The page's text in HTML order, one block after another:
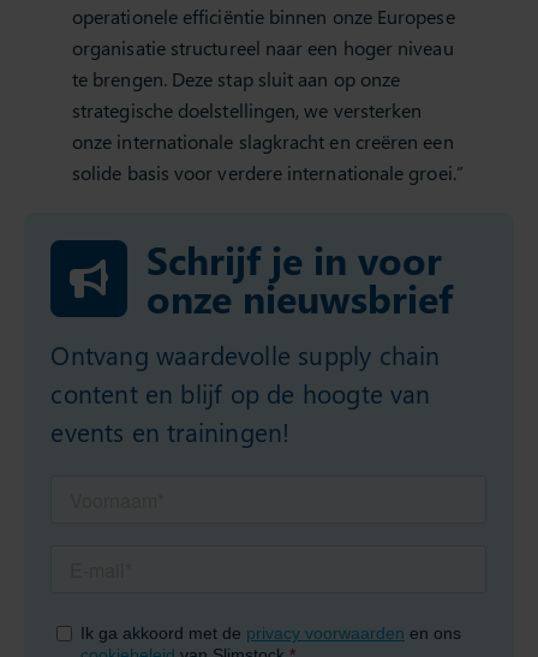
operationele efficiëntie binnen onze Europese
organisatie structureel naar een hoger niveau
te brengen. Deze stap sluit aan op onze
strategische doelstellingen, we versterken
onze internationale slagkracht en creëren een
solide basis voor verdere internationale groei.”
Schrijf je in voor
onze nieuwsbrief
Ontvang waardevolle supply chain
content en blijf op de hoogte van
events en trainingen!